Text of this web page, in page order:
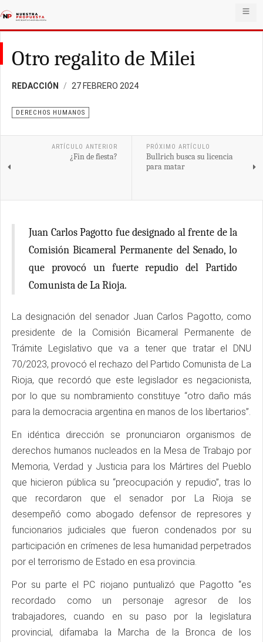
Otro regalito de Milei
REDACCIÓN 27 FEBRERO 2024
DERECHOS HUMANOS
ARTÍCULO ANTERIOR
¿Fin de fiesta?
PRÓXIMO ARTÍCULO
Bullrich busca su licencia
para matar
Juan Carlos Pagotto fue designado al frente de la
Comisión Bicameral Permanente del Senado, lo
que provocó un fuerte repudio del Partido
Comunista de La Rioja.
La designación del senador Juan Carlos Pagotto, como
presidente de la Comisión Bicameral Permanente de
Trámite Legislativo que va a tener que tratar el DNU
70/2023, provocó el rechazo del Partido Comunista de La
Rioja, que recordó que este legislador es negacionista,
por lo que su nombramiento constituye “otro daño más
para la democracia argentina en manos de los libertarios”.
En idéntica dirección se pronunciaron organismos de
derechos humanos nucleados en la Mesa de Trabajo por
Memoria, Verdad y Justicia para los Mártires del Pueblo
que hicieron pública su “preocupación y repudio”, tras lo
que recordaron que el senador por La Rioja se
desempeñó como abogado defensor de represores y
funcionarios judiciales que fueron condenados por su
participación en crímenes de lesa humanidad perpetrados
por el terrorismo de Estado en esa provincia.
Por su parte el PC riojano puntualizó que Pagotto “es
recordado como un personaje agresor de los
trabajadores, cuando en su paso por la legislatura
provincial, difamaba la Marcha de la Bronca de los